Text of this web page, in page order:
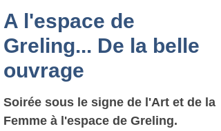
A l'espace de
Greling... De la belle
ouvrage
Soirée sous le signe de l'Art et de la
Femme à l'espace de Greling.